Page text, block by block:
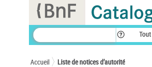
Tout
Accueil Liste de notices d’autorité
Panneau de gestion des cookies